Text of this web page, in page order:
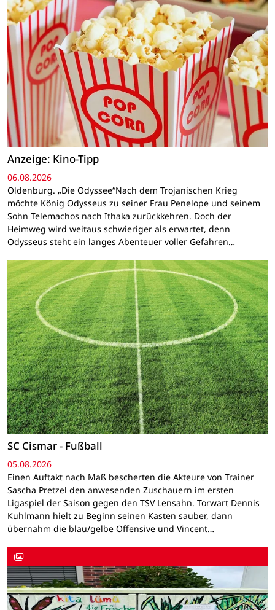
Anzeige: Kino-Tipp
06.08.2026
Oldenburg. „Die Odyssee“Nach dem Trojanischen Krieg
möchte König Odysseus zu seiner Frau Penelope und seinem
Sohn Telemachos nach Ithaka zurückkehren. Doch der
Heimweg wird weitaus schwieriger als erwartet, denn
Odysseus steht ein langes Abenteuer voller Gefahren…
SC Cismar - Fußball
05.08.2026
Einen Auftakt nach Maß bescherten die Akteure von Trainer
Sascha Pretzel den anwesenden Zuschauern im ersten
Ligaspiel der Saison gegen den TSV Lensahn. Torwart Dennis
Kuhlmann hielt zu Beginn seinen Kasten sauber, dann
übernahm die blau/gelbe Offensive und Vincent…